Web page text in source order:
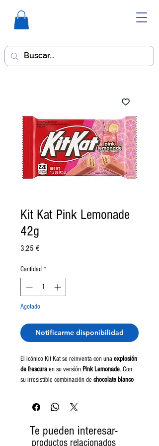
Kit Kat Pink Lemonade
42g
3,25 €Precio
Cantidad *
Agotado
Notificarme disponibilidad
El icónico Kit Kat se reinventa con unaexplosión
de frescuraen su versión Pink Lemonade. Con
su irresistible combinación de chocolate blanco
este snack es una
puedes perder.
Características principales:
Sabor refrescante – Un balance perfecto entre
Te pueden interesar-
productos relacionados